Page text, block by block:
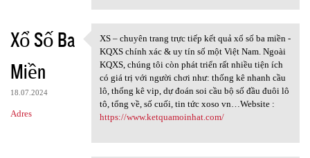
Xổ Số Ba
Miền
18.07.2024
Adres
XS – chuyên trang trực tiếp
XS – chuyên trang trực tiếp kết quả xổ số ba miền -
KQXS chính xác & uy tín số một Việt Nam. Ngoài
KQXS, chúng tôi còn phát triển rất nhiều tiện ích
có giá trị với người chơi như: thống kê nhanh cầu
lô, thống kê vip, dự đoán soi cầu bộ số đầu đuôi lô
tô, tổng về, số cuối, tin tức xoso vn…Website :
https://www.ketquamoinhat.com/